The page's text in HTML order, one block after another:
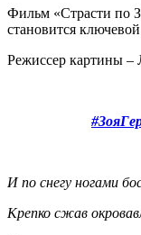
Фильм «Страсти по
становится
Режиссер картины –
И по снегу ногами
Крепко сжав